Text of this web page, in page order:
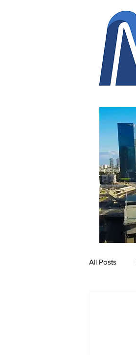
All Posts